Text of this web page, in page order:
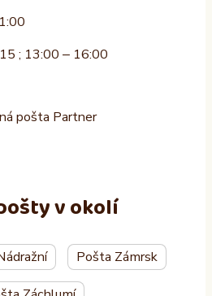
; 13:00 – 16:00
pošta Partner
v okolí
Pošta Zámrsk